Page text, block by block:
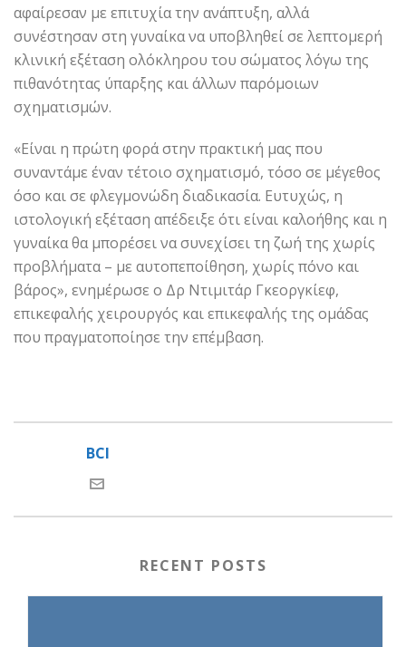
αφαίρεσαν με επιτυχία την ανάπτυξη, αλλά
συνέστησαν στη γυναίκα να υποβληθεί σε λεπτομερή
κλινική εξέταση ολόκληρου του σώματος λόγω της
πιθανότητας ύπαρξης και άλλων παρόμοιων
σχηματισμών.
«Είναι η πρώτη φορά στην πρακτική μας που
συναντάμε έναν τέτοιο σχηματισμό, τόσο σε μέγεθος
όσο και σε φλεγμονώδη διαδικασία. Ευτυχώς, η
ιστολογική εξέταση απέδειξε ότι είναι καλοήθης και η
γυναίκα θα μπορέσει να συνεχίσει τη ζωή της χωρίς
προβλήματα – με αυτοπεποίθηση, χωρίς πόνο και
βάρος», ενημέρωσε ο Δρ Ντιμιτάρ Γκεοργκίεφ,
επικεφαλής χειρουργός και επικεφαλής της ομάδας
που πραγματοποίησε την επέμβαση.
BCI
RECENT POSTS